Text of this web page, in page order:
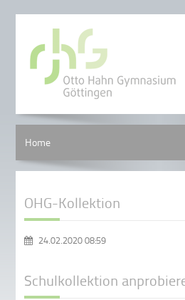
Home
OHG-Kollektion
24.02.2020 08:59
Schulkollektion